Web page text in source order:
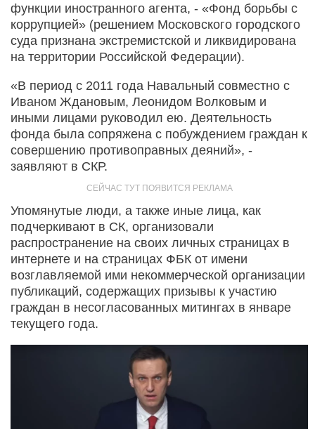
функции иностранного агента, - «Фонд борьбы с
коррупцией» (решением Московского городского
суда признана экстремистской и ликвидирована
на территории Российской Федерации).
«В период с 2011 года Навальный совместно с
Иваном Ждановым, Леонидом Волковым и
иными лицами руководил ею. Деятельность
фонда была сопряжена с побуждением граждан к
совершению противоправных деяний», -
заявляют в СКР.
Упомянутые люди, а также иные лица, как
подчеркивают в СК, организовали
распространение на своих личных страницах в
интернете и на страницах ФБК от имени
возглавляемой ими некоммерческой организации
публикаций, содержащих призывы к участию
граждан в несогласованных митингах в январе
текущего года.